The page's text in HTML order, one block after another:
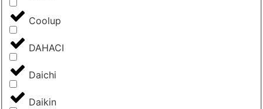
Coolup
DAHACI
Daichi
Daikin